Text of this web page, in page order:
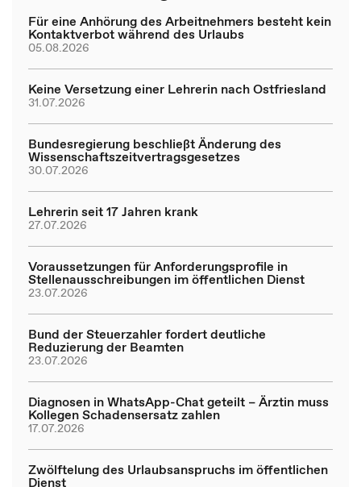
Für eine Anhörung des Arbeitnehmers besteht kein
Kontaktverbot während des Urlaubs
05.08.2026
Keine Versetzung einer Lehrerin nach Ostfriesland
31.07.2026
Bundesregierung beschließt Änderung des
Wissenschaftszeitvertragsgesetzes
30.07.2026
Lehrerin seit 17 Jahren krank
27.07.2026
Voraussetzungen für Anforderungsprofile in
Stellenausschreibungen im öffentlichen Dienst
23.07.2026
Bund der Steuerzahler fordert deutliche
Reduzierung der Beamten
23.07.2026
Diagnosen in WhatsApp-Chat geteilt – Ärztin muss
Kollegen Schadensersatz zahlen
17.07.2026
Zwölftelung des Urlaubsanspruchs im öffentlichen
Dienst